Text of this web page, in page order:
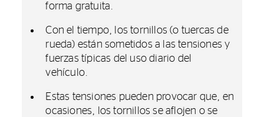
forma gratuita.
Con el tiempo, los tornillos (o tuercas de
rueda) están sometidos a las tensiones y
fuerzas típicas del uso diario del
vehículo.
Estas tensiones pueden provocar que, en
ocasiones, los tornillos se aflojen o se